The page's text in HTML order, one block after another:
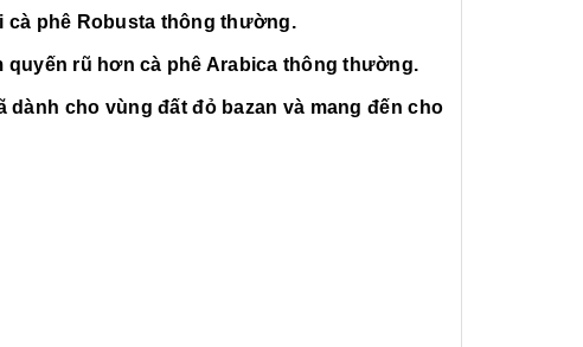
cà phê Robusta thông thường.
rũ hơn cà phê Arabica thông thường.
cho vùng đất đỏ bazan và mang đến cho